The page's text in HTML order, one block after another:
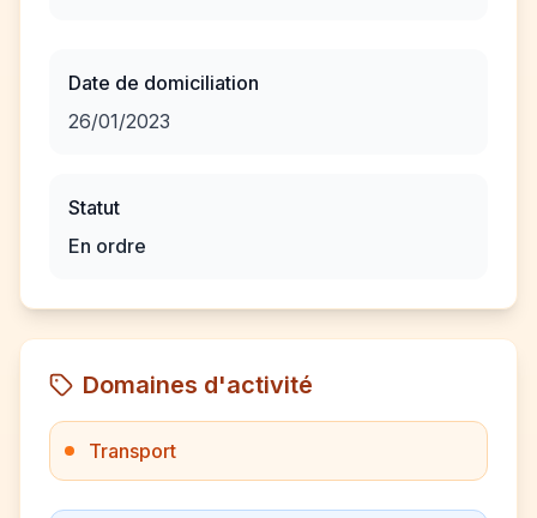
Date de domiciliation
26/01/2023
Statut
En ordre
Domaines d'activité
Transport